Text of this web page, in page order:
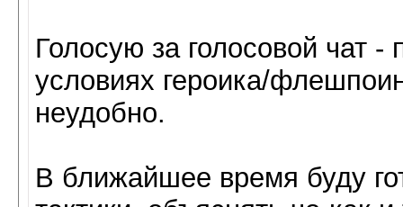
Голосую за голосовой чат -
условиях героика/
неудобно.
В ближайшее время буду